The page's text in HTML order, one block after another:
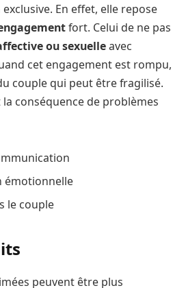
En effet, elle repose
fort. Celui de ne pas
ou sexuelleavec
cet engagement est rompu,
couple qui peut être fragilisé.
conséquence de problèmes
émotionnelle
le couple
peuvent être plus